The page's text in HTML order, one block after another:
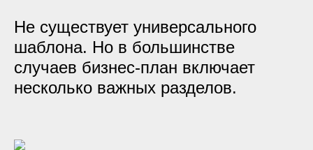
Не существует универсального
шаблона. Но в большинстве
случаев бизнес-план включает
несколько важных разделов.